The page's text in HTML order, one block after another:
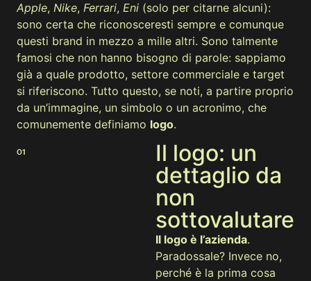
Apple, Nike, Ferrari, Eni (solo per citarne alcuni):
sono certa che riconosceresti sempre e comunque
questi brand in mezzo a mille altri. Sono talmente
famosi che non hanno bisogno di parole: sappiamo
già a quale prodotto, settore commerciale e target
si riferiscono. Tutto questo, se noti, a partire proprio
da un’immagine, un simbolo o un acronimo, che
comunemente definiamo logo.
01
Il logo: un
dettaglio da
non
sottovalutare
Il logo è l’azienda.
Paradossale? Invece no,
perché è la prima cosa